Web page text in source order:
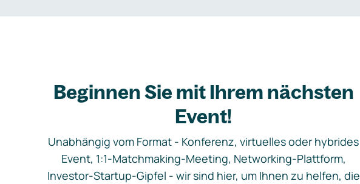
Beginnen Sie mit Ihrem nächsten
Event!
Unabhängig vom Format - Konferenz, virtuelles oder hybrides
Event, 1:1-Matchmaking-Meeting, Networking-Plattform,
Investor-Startup-Gipfel - wir sind hier, um Ihnen zu helfen, die